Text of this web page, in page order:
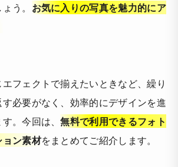
う。 お気に入りの写真を魅力的にア
フェクトで揃えたいときなど、繰り
必要がなく、効率的にデザインを進
。今回は、無料で利用できるフォト
ン素材をまとめてご紹介します。